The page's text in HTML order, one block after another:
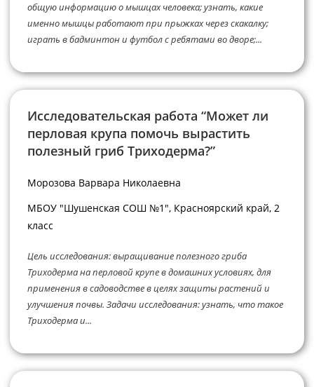
общую информацию о мышцах человека; узнать, какие
именно мышцы работают при прыжках через скакалку;
играть в бадминтон и футбол с ребятами во дворе;...
Исследовательская работа “Может ли
перловая крупа помочь вырастить
полезный гриб Триходерма?”
Морозова Варвара Николаевна
МБОУ "Шушенская СОШ №1", Красноярский край, 2
класс
Цель исследования: выращивание полезного гриба
Триходерма на перловой крупе в домашних условиях, для
применения в садоводстве в целях защиты растений и
улучшения почвы. Задачи исследования: узнать, что такое
Триходерма и...